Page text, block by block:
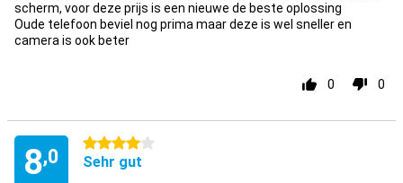
scherm, voor deze prijs is een nieuwe de beste oplossing
Oude telefoon beviel nog prima maar deze is wel sneller en
camera is ook beter
0 0
8,0
4 Sterne
Sehr gut